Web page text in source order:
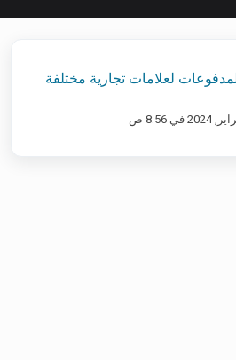
لعلامات تجارية مختلفة